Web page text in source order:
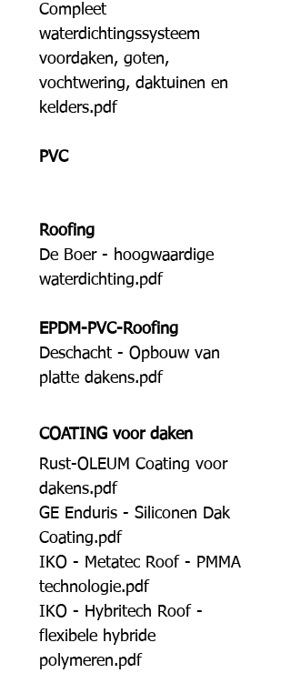
Compleet
waterdichtingssysteem
voordaken, goten,
vochtwering, daktuinen en
kelders.pdf
PVC
Roofing
De Boer - hoogwaardige
waterdichting.pdf
EPDM-PVC-Roofing
Deschacht - Opbouw van
platte dakens.pdf
COATING voor daken
Rust-OLEUM Coating voor
dakens.pdf
GE Enduris - Siliconen Dak
Coating.pdf
IKO - Metatec Roof - PMMA
technologie.pdf
IKO - Hybritech Roof -
flexibele hybride
polymeren.pdf